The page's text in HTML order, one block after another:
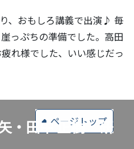
、おもしろ講義で出演♪ 毎
っぷちの準備でした。高田
れ様でした、いい感じだっ
ページトップ
・田中 正樹 研